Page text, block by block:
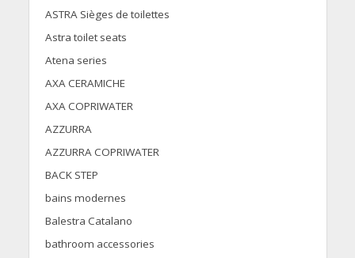
ASTRA Sièges de toilettes
Astra toilet seats
Atena series
AXA CERAMICHE
AXA COPRIWATER
AZZURRA
AZZURRA COPRIWATER
BACK STEP
bains modernes
Balestra Catalano
bathroom accessories